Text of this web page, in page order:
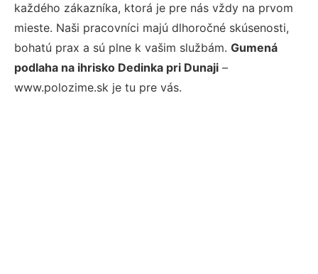
každého zákazníka, ktorá je pre nás vždy na prvom
mieste. Naši pracovníci majú dlhoročné skúsenosti,
bohatú prax a sú plne k vašim službám. Gumená
podlaha na ihrisko Dedinka pri Dunaji –
www.polozime.sk je tu pre vás.